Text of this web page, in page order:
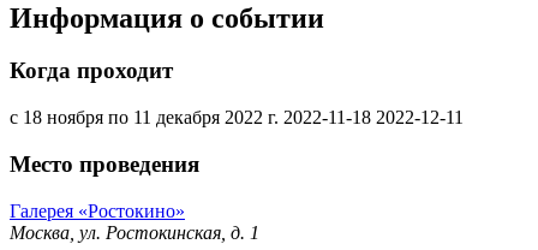
Информация о событии
Когда проходит
с 18 ноября по 11 декабря 2022 г. 2022-11-18 2022-12-11
Место проведения
Галерея «Ростокино»
Москва, ул. Ростокинская, д. 1